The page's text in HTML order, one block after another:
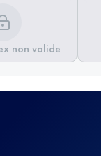
non valide